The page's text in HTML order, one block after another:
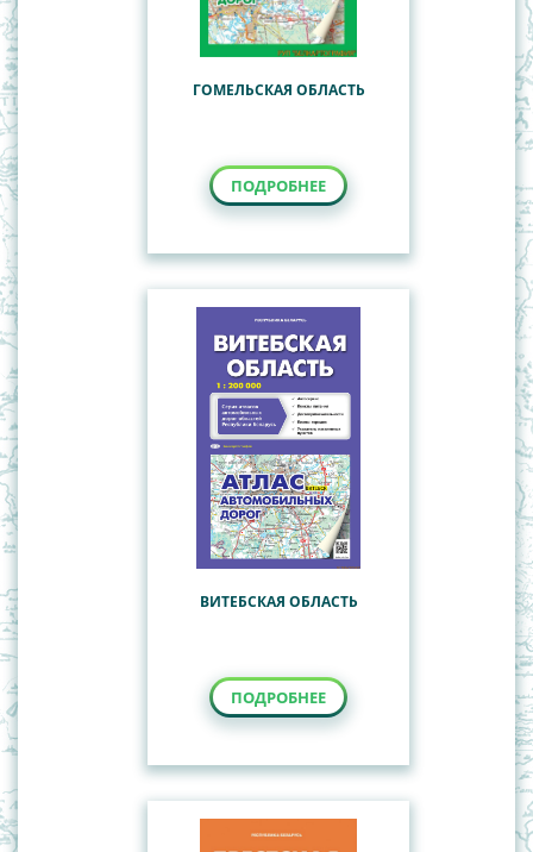
ГОМЕЛЬСКАЯ ОБЛАСТЬ
ПОДРОБНЕЕ
ВИТЕБСКАЯ ОБЛАСТЬ
ПОДРОБНЕЕ